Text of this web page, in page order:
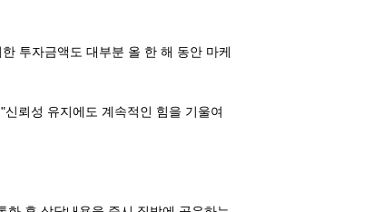
투자금액도 대부분 올 한 해 동안 마케
뢰성 유지에도 계속적인 힘을 기울여